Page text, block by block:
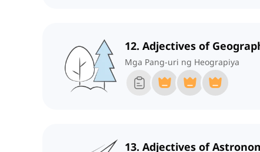
12. Adjectives of
Mga Pang-uri ng Heograpiya
13. Adjectives of